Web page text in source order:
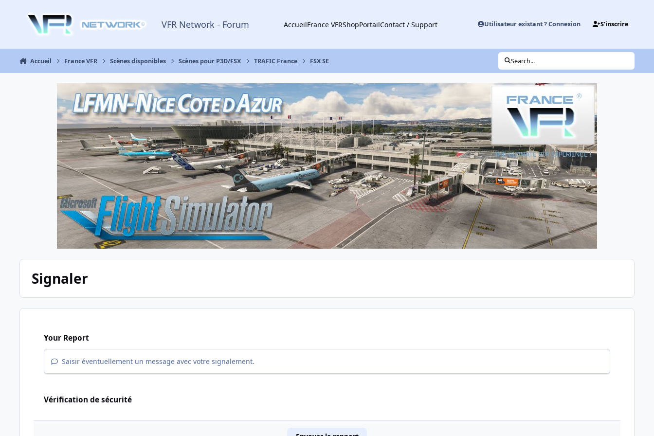
VFR Network - Forum AccueilFrance VFRShopPortailContact / Support Utilisateur existant ? Connexion S’inscrire
Accueil France VFR Scènes disponibles Scènes pour P3D/FSX TRAFIC France FSX SE Search...
Signaler
Your Report
Saisir éventuellement un message avec votre signalement.
Vérification de sécurité